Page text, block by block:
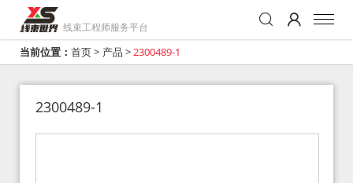
线束工程师服务平台
当前位置： 首页> 产品 >2300489-1
2300489-1